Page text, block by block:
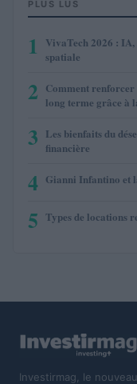
PLUS LUS
1
VivaTech 2026 :
spatiale
2 Comment renforcer
long terme grâce à
3 Les bienfaits du
financière
4 Gianni Infantino et
5 Types de locations
Investirmag, le